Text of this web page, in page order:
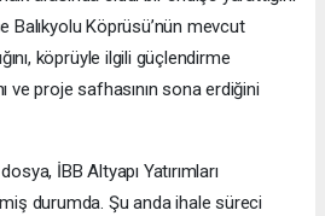
Balıkyolu Köprüsü’nün mevcut
köprüyle ilgili güçlendirme
ve proje safhasının sona erdiğini
İBB Altyapı Yatırımları
durumda. Şu anda ihale süreci